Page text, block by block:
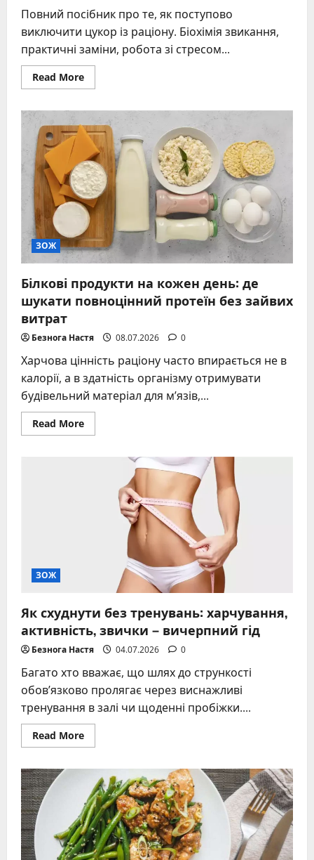
Повний посібник про те, як поступово
виключити цукор із раціону. Біохімія звикання,
практичні заміни, робота зі стресом...
Read MoreRead
more
цукру
без
зривів
та
шкоди
для
нервів
ЗОЖ
Білкові продукти на кожен день: де
шукати повноцінний протеїн без зайвих
витрат
Безнога Настя 08.07.2026 0
Харчова цінність раціону часто впирається не в
калорії, а в здатність організму отримувати
будівельний матеріал для м’язів,...
Read MoreRead
more
продукти
шукати
повноцінний
ЗОЖ
Як схуднути без тренувань: харчування,
активність, звички – вичерпний гід
Безнога Настя 04.07.2026 0
Багато хто вважає, що шлях до стрункості
обовʼязково пролягає через виснажливі
тренування в залі чи щоденні пробіжки....
Read MoreRead
more
схуднути
без
тренувань:
харчування,
активність,
звички
–
вичерпний
гід